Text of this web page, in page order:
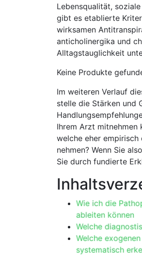
Lebensqualität,
gibt⁣ es etablierte
wirksamen
anticholinergika⁣ und‌
‍Alltagstauglichkeit
Keine Produkte
Im weiteren ‌Verlauf
stelle die Stärken und
Ihrem ‍Arzt mitnehmen
welche eher
⁤nehmen? Wenn⁣ Sie
Sie durch ⁤fundierte
Wie ich die
ableiten können
Welche
Welche
systematisch